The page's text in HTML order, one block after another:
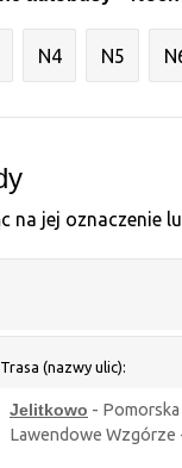
N4 N5
na jej oznaczenie
Trasa (nazwy ulic):
Jelitkowo -
Lawendowe Wzgórze